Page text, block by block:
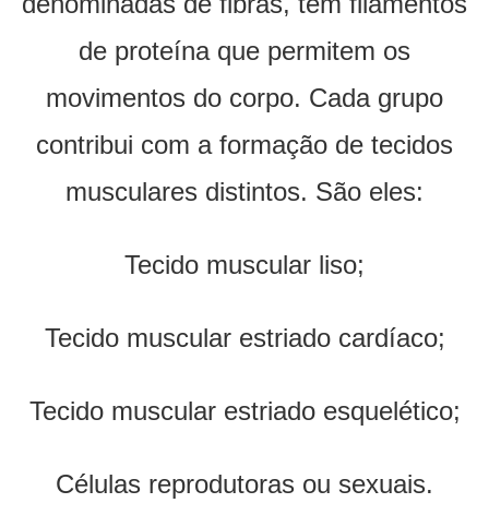
de proteína que permitem os
movimentos do corpo. Cada grupo
contribui com a formação de tecidos
musculares distintos. São eles:
Tecido muscular liso;
Tecido muscular estriado cardíaco;
Tecido muscular estriado esquelético;
Células reprodutoras ou sexuais.